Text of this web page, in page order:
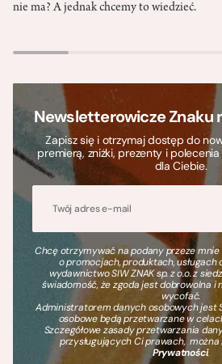
nie ma? A jednak chcemy to wiedzieć.
Newsletterowicze Znaku
Zapisz się i otrzymaj dostęp do
premierą, zniżki, prezenty i
dla Ciebie.
Chcę otrzymywać na podany przeze
o promocjach, produktach,
wydawnictwo SIW ZNAK sp. z o.o. z
świadomość, że zgoda jest dobrowolna i
wycofać.
Administratorem danych osobowych jest
osobowe będą przetwarzane w
Szczegółowe zasady przetwarzania
przysługujących Ci prawach, można
Prywatności.